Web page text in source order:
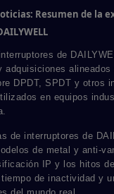
Resumen de la
de
adquisiciones
DPDT, SPDT y otros
en equipos
de interruptores de
de metal y anti-
IP y los hitos
de inactividad y